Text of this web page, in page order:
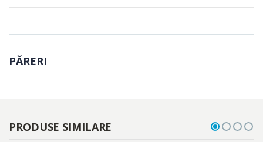
PĂRERI
PRODUSE SIMILARE